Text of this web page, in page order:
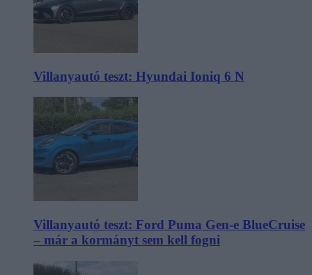
Villanyautó teszt: Hyundai Ioniq 6 N
Villanyautó teszt: Ford Puma Gen-e BlueCruise
– már a kormányt sem kell fogni